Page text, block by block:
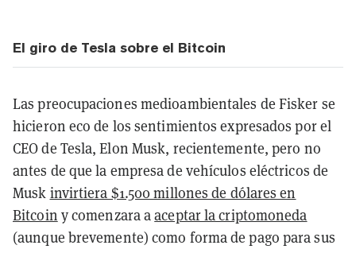
El giro de Tesla sobre el Bitcoin
Las preocupaciones medioambientales de Fisker se
hicieron eco de los sentimientos expresados por el
CEO de Tesla, Elon Musk, recientemente, pero no
antes de que la empresa de vehículos eléctricos de
Musk invirtiera $1.500 millones de dólares en
Bitcoin y comenzara aaceptar la criptomoneda
(aunque brevemente) como forma de pago para sus